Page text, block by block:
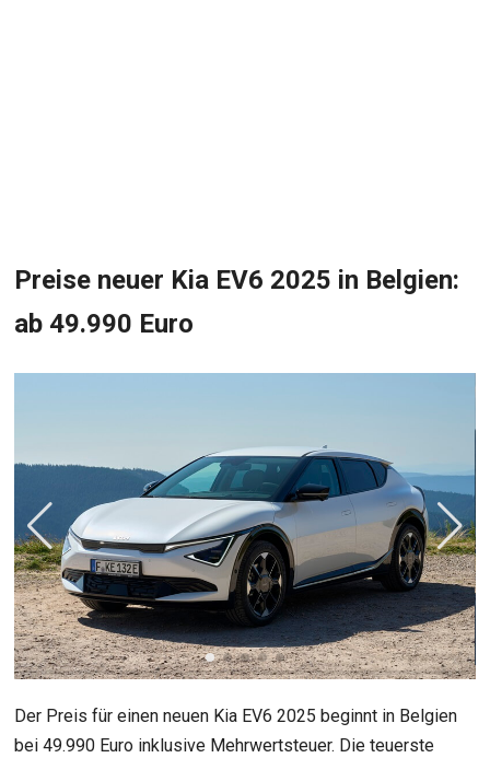
Preise neuer Kia EV6 2025 in Belgien:
ab 49.990 Euro
Der Preis für einen neuen Kia EV6 2025 beginnt in Belgien
bei 49.990 Euro inklusive Mehrwertsteuer. Die teuerste